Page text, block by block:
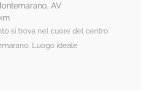
AV
si trova nel cuore del centro
Luogo ideale